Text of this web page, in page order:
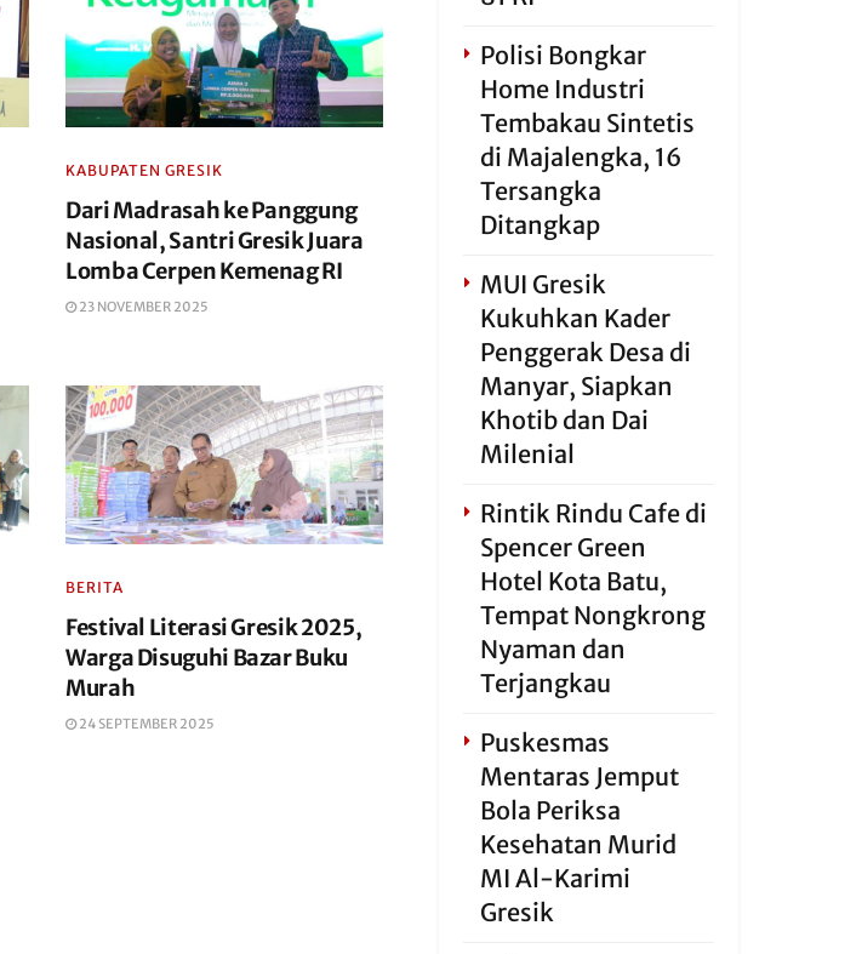
KABUPATEN GRESIK
Dari Madrasah ke Panggung
Nasional, Santri Gresik Juara
Lomba Cerpen Kemenag RI
23 NOVEMBER 2025
BERITA
Festival Literasi Gresik 2025,
Warga Disuguhi Bazar Buku
Murah
24 SEPTEMBER 2025
Polisi Bongkar
Home Industri
Tembakau Sintetis
di Majalengka, 16
Tersangka
Ditangkap
MUI Gresik
Kukuhkan Kader
Penggerak Desa di
Manyar, Siapkan
Khotib dan Dai
Milenial
Rintik Rindu Cafe di
Spencer Green
Hotel Kota Batu,
Tempat Nongkrong
Nyaman dan
Terjangkau
Puskesmas
Mentaras Jemput
Bola Periksa
Kesehatan Murid
MI Al-Karimi
Gresik